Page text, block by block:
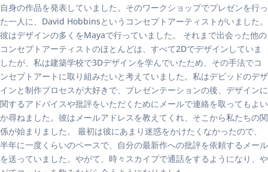
自身の作品を発表していました。そのワークショップでプレゼンを行っ
た一人に、David Hobbinsというコンセプトアーティストがいました。
彼はデザインの多くをMayaで行っていました。 それまで出会った他の
コンセプトアーティストのほとんどは、すべて2Dでデザインしていま
したが、私は建築学校で3Dデザインを学んでいたため、その手法でコ
ンセプトアートに取り組みたいと考えていました。私はデビッドのデザ
インと制作プロセスが大好きで、プレゼンテーションの後、デザインに
関するアドバイスや批評をいただくためにメールで連絡を取ってもよい
か尋ねました。彼はメールアドレスを教えてくれ、そこから私たちの関
係が始まりました。 最初は彼にあまり迷惑をかけたくなかったので、
半年に一度くらいのペースで、自分の最新作への批評を依頼するメール
を送っていました。やがて、時々スカイプで通話をするようになり、や